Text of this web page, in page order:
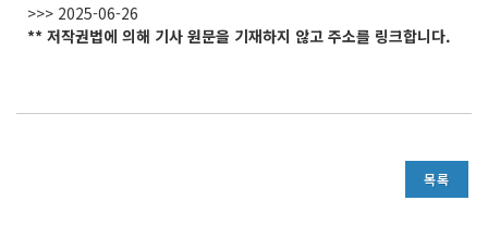
>>> 2025-06-26
** 저작권법에 의해 기사 원문을 기재하지 않고 주소를 링크합니다.
목록